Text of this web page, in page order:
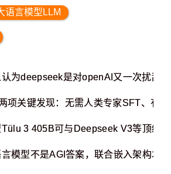
语言模型LLM
为deepseek是对openAI又一次扰乱？
项关键发现：无需人类专家SFT、有
3 405B可与Deepseek V3等顶级
模型不是AGI答案，联合嵌入架构才